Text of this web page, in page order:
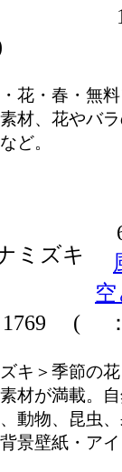
花・春・無
材、花やバ
ど。
(
キ＞季節の
材が満載。自
動物、昆虫
景壁紙・ア